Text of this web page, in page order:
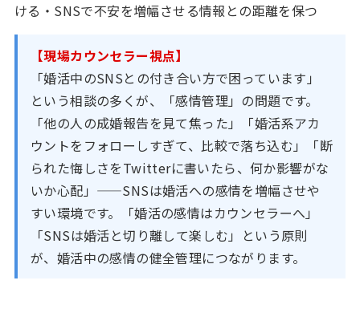
ける・SNSで不安を増幅させる情報との距離を保つ
【現場カウンセラー視点】
「婚活中のSNSとの付き合い方で困っています」
という相談の多くが、「感情管理」の問題です。
「他の人の成婚報告を見て焦った」「婚活系アカ
ウントをフォローしすぎて、比較で落ち込む」「断
られた悔しさをTwitterに書いたら、何か影響がな
いか心配」——SNSは婚活への感情を増幅させや
すい環境です。「婚活の感情はカウンセラーへ」
「SNSは婚活と切り離して楽しむ」という原則
が、婚活中の感情の健全管理につながります。